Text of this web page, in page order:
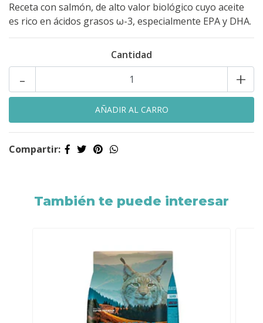
Receta con salmón, de alto valor biológico cuyo aceite
es rico en ácidos grasos ω-3, especialmente EPA y DHA.
Cantidad
+
-
Compartir:
También te puede interesar